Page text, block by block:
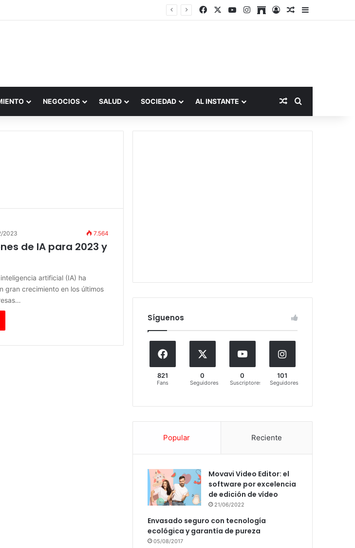
FacebookYouTubeInstagram
ArchiveAccesoPublicación al
Barra lateral
NEGOCIOS SALUD SOCIEDAD AL INSTANTE Publicación al
Buscar por
2023 7.564
de IA para 2023 y
artificial (IA) ha
gran crecimiento en los últimos
Síguenos
821
Fans
0
Seguidores
0
Suscriptores
101
Seguidores
Popular Reciente
Movavi Video Editor: el
software por excelencia
de edición de vídeo
21/06/2022
Envasado seguro con tecnología
ecológica y garantía de pureza
05/08/2017